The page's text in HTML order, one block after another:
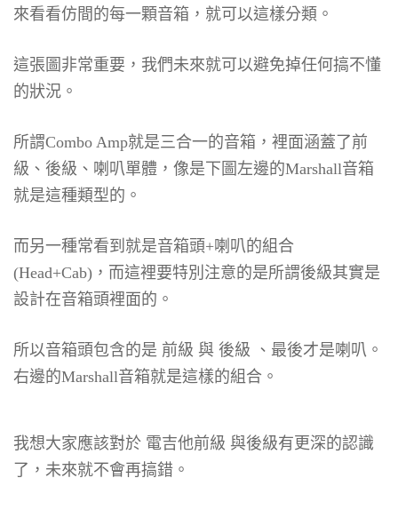
來看看仿間的每一顆音箱，就可以這樣分類。
這張圖非常重要，我們未來就可以避免掉任何搞不懂
的狀況。
所謂Combo Amp就是三合一的音箱，裡面涵蓋了前
級、後級、喇叭單體，像是下圖左邊的Marshall音箱
就是這種類型的。
而另一種常看到就是音箱頭+喇叭的組合
(Head+Cab)，而這裡要特別注意的是所謂後級其實是
設計在音箱頭裡面的。
所以音箱頭包含的是 前級 與 後級 、最後才是喇叭。
右邊的Marshall音箱就是這樣的組合。
我想大家應該對於 電吉他前級 與後級有更深的認識
了，未來就不會再搞錯。